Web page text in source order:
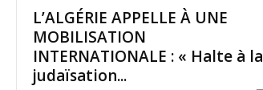
L’ALGÉRIE APPELLE À UNE
MOBILISATION
INTERNATIONALE : « Halte à la
judaïsation...